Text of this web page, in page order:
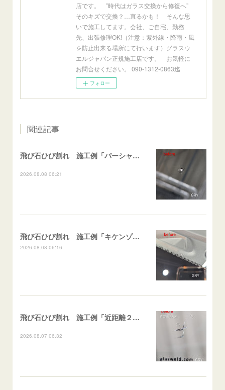
店です。 ”時代はガラス交換から修復へ”
そのキズで交換？…直るかも！ そんな思
いで施工してます。会社、ご自宅、勤務
先、出張修理OK!（注意：紫外線・降雨・風
を防止出来る場所にて行います）グラスウ
エルジャパン正規施工店です。 お気軽に
お問合せください。 090-1312-0863迄
フォロー
関連記事
飛び石ひび割れ 施工例「パーシャル系・衝撃点範囲ハマカケ」エスティマ
2026.08.08 06:21
飛び石ひび割れ 施工例「キケンゾーン範囲・ストレートブレイク」フェアレディＺ
2026.08.08 06:16
飛び石ひび割れ 施工例「近距離２箇所・パーシャル系+ストレート系」CX-8
2026.08.07 06:32